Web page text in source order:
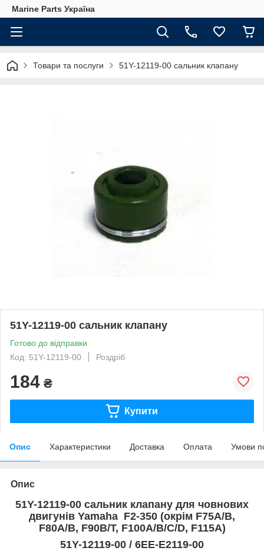
Marine Parts Україна
Товари та послуги 51Y-12119-00 сальник клапану
51Y-12119-00 сальник клапану
Готово до відправки
Код: 51Y-12119-00
Роздріб
184 ₴
Купити
Опис Характеристики Доставка Оплата Умови
Опис
51Y-12119-00 сальник клапану для човнових
двигунів Yamaha F2-350 (окрім F75A/B,
F80A/B, F90B/T, F100A/B/C/D, F115A)
51Y-12119-00 / 6EE-E2119-00